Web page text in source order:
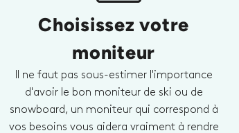
Choisissez votre
moniteur
Il ne faut pas sous-estimer l'importance
d'avoir le bon moniteur de ski ou de
snowboard, un moniteur qui correspond à
vos besoins vous aidera vraiment à rendre